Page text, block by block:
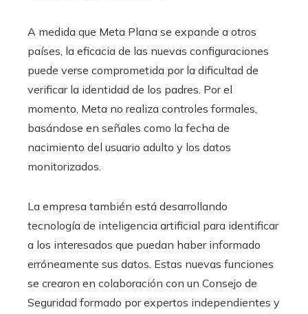
A medida que Meta Plana se expande a otros
países, la eficacia de las nuevas configuraciones
puede verse comprometida por la dificultad de
verificar la identidad de los padres. Por el
momento, Meta no realiza controles formales,
basándose en señales como la fecha de
nacimiento del usuario adulto y los datos
monitorizados.
La empresa también está desarrollando
tecnología de inteligencia artificial para identificar
a los interesados ​​que puedan haber informado
erróneamente sus datos. Estas nuevas funciones
se crearon en colaboración con un Consejo de
Seguridad formado por expertos independientes y